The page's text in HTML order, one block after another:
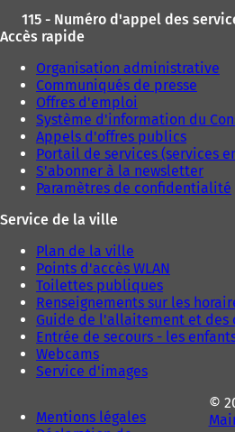
115 - Numéro d'appel des
Accès rapide
Organisation administrative
Communiqués de presse
Offres d'emploi
Système d'information du
Appels d'offres publics
Portail de services (services
S'abonner à la newsletter
Paramètres de confidentialité
Service de la ville
Plan de la ville
Points d'accès WLAN
Toilettes publiques
Renseignements sur les
Guide de l'allaitement et des
Entrée de secours - les
Webcams
Service d'images
Mentions légales
©